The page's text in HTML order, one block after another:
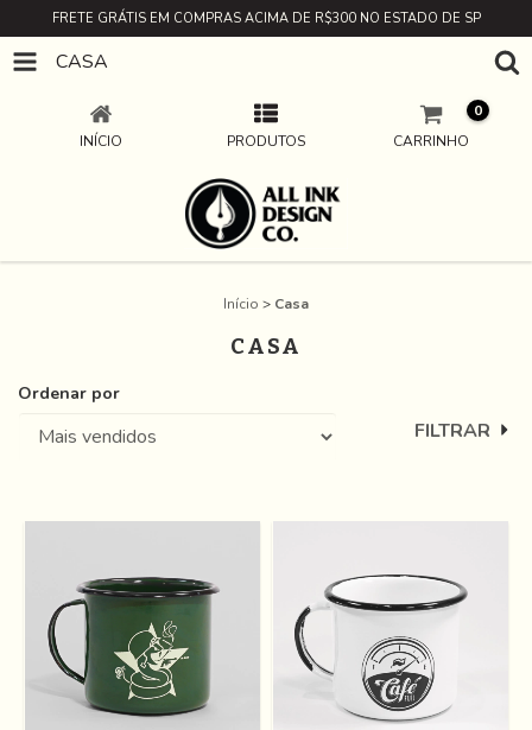
FRETE GRÁTIS EM COMPRAS ACIMA DE R$300 NO ESTADO DE SP
CASA
INÍCIO PRODUTOS CARRINHO
0
Início > Casa
CASA
Ordenar por
FILTRAR